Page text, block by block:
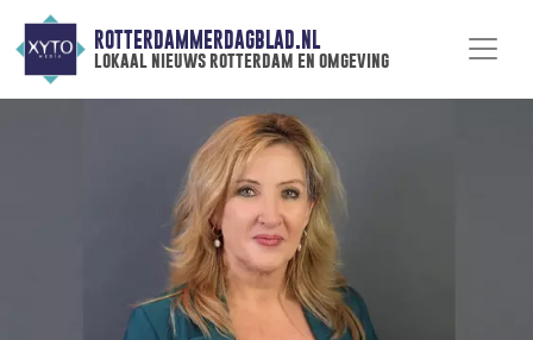
ROTTERDAMMERDAGBLAD.NL
lokaal nieuws rotterdam en omgeving